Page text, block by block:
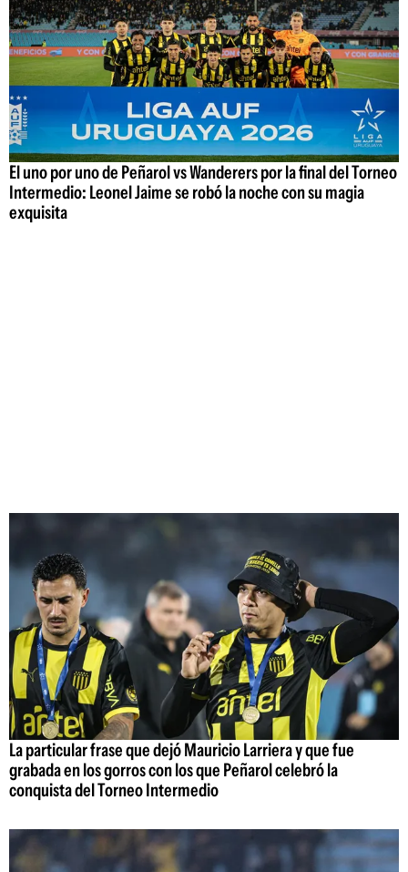
El uno por uno de Peñarol vs Wanderers por la final del Torneo
Intermedio: Leonel Jaime se robó la noche con su magia
exquisita
La particular frase que dejó Mauricio Larriera y que fue
grabada en los gorros con los que Peñarol celebró la
conquista del Torneo Intermedio